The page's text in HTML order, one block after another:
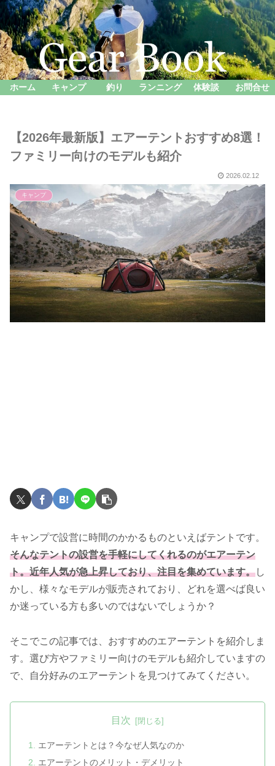
ホーム キャンプ 釣り ランニング 体験談 お問合せ
【2026年最新版】エアーテントおすすめ8選！
ファミリー向けのモデルも紹介
2026.02.12
キャンプ
キャンプで設営に時間のかかるものといえばテントです。
そんなテントの設営を手軽にしてくれるのがエアーテン
ト。近年人気が急上昇しており、注目を集めています。し
かし、様々なモデルが販売されており、どれを選べば良い
か迷っている方も多いのではないでしょうか？
そこでこの記事では、おすすめのエアーテントを紹介しま
す。選び方やファミリー向けのモデルも紹介していますの
で、自分好みのエアーテントを見つけてみてください。
目次
エアーテントとは？今なぜ人気なのか
エアーテントのメリット・デメリット